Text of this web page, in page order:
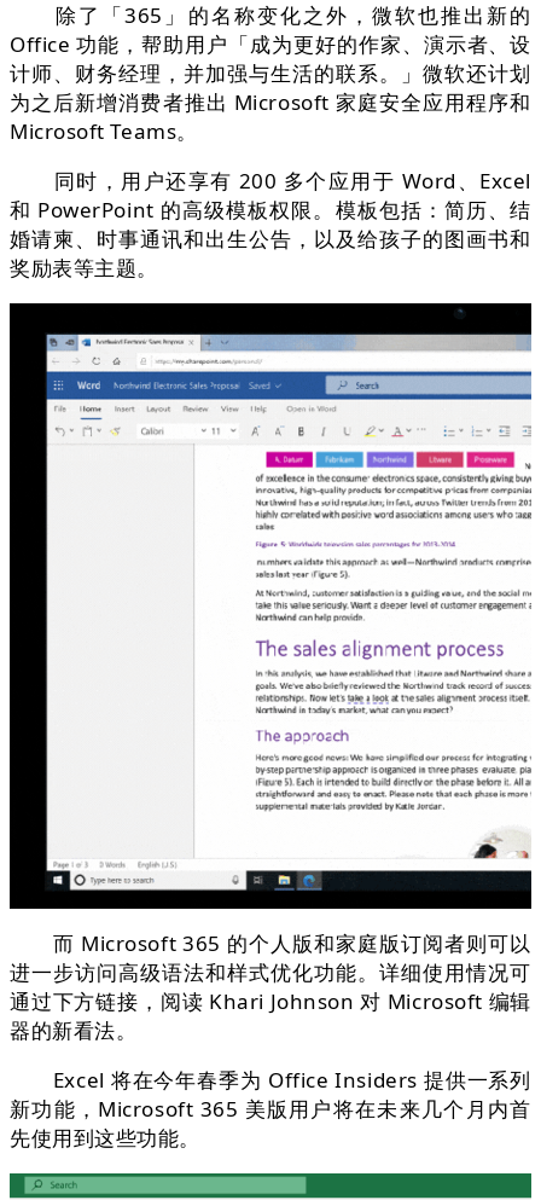
除了「365」的名称变化之外，微软也推出新的
Office 功能，帮助用户「成为更好的作家、演示者、设
计师、财务经理，并加强与生活的联系。」微软还计划
为之后新增消费者推出 Microsoft 家庭安全应用程序和
Microsoft Teams。
同时，用户还享有 200 多个应用于 Word、Excel
和 PowerPoint 的高级模板权限。模板包括：简历、结
婚请柬、时事通讯和出生公告，以及给孩子的图画书和
奖励表等主题。
而 Microsoft 365 的个人版和家庭版订阅者则可以
进一步访问高级语法和样式优化功能。详细使用情况可
通过下方链接，阅读 Khari Johnson 对 Microsoft 编辑
器的新看法。
Excel 将在今年春季为 Office Insiders 提供一系列
新功能，Microsoft 365 美版用户将在未来几个月内首
先使用到这些功能。